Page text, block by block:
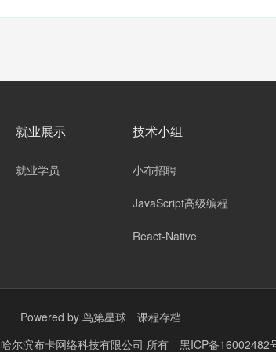
就业展示
就业学员
技术小组
小布招聘
JavaScript高级编程
React-Native
Powered by 鸟第星球
课程存档
哈尔滨布卡网络科技有限公司 所有 黑ICP备16002482